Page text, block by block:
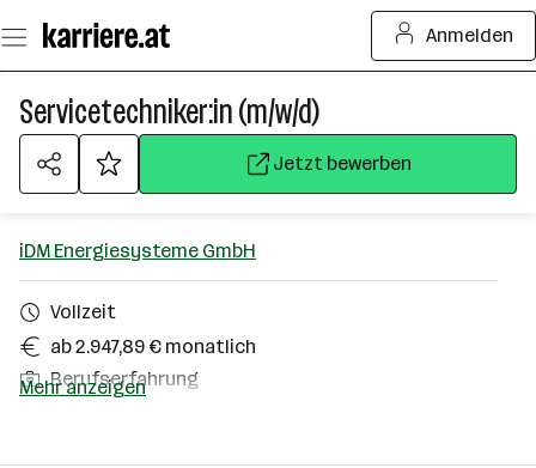
Seiteninhalt
springen
Anmelden
Servicetechniker:in (m/w/d)
Jetzt bewerben
iDM Energiesysteme GmbH
Vollzeit
ab 2.947,89 € monatlich
Berufserfahrung
Mehr anzeigen